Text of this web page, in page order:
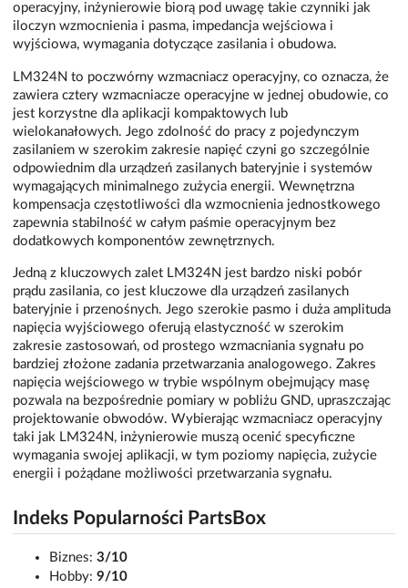
operacyjny, inżynierowie biorą pod uwagę takie czynniki jak
iloczyn wzmocnienia i pasma, impedancja wejściowa i
wyjściowa, wymagania dotyczące zasilania i obudowa.
LM324N to poczwórny wzmacniacz operacyjny, co oznacza, że
zawiera cztery wzmacniacze operacyjne w jednej obudowie, co
jest korzystne dla aplikacji kompaktowych lub
wielokanałowych. Jego zdolność do pracy z pojedynczym
zasilaniem w szerokim zakresie napięć czyni go szczególnie
odpowiednim dla urządzeń zasilanych bateryjnie i systemów
wymagających minimalnego zużycia energii. Wewnętrzna
kompensacja częstotliwości dla wzmocnienia jednostkowego
zapewnia stabilność w całym paśmie operacyjnym bez
dodatkowych komponentów zewnętrznych.
Jedną z kluczowych zalet LM324N jest bardzo niski pobór
prądu zasilania, co jest kluczowe dla urządzeń zasilanych
bateryjnie i przenośnych. Jego szerokie pasmo i duża amplituda
napięcia wyjściowego oferują elastyczność w szerokim
zakresie zastosowań, od prostego wzmacniania sygnału po
bardziej złożone zadania przetwarzania analogowego. Zakres
napięcia wejściowego w trybie wspólnym obejmujący masę
pozwala na bezpośrednie pomiary w pobliżu GND, upraszczając
projektowanie obwodów. Wybierając wzmacniacz operacyjny
taki jak LM324N, inżynierowie muszą ocenić specyficzne
wymagania swojej aplikacji, w tym poziomy napięcia, zużycie
energii i pożądane możliwości przetwarzania sygnału.
Indeks Popularności PartsBox
Biznes: 3/10
Hobby: 9/10